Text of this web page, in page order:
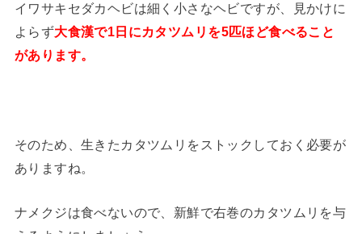
イワサキセダカヘビは細く小さなヘビですが、見かけに
よらず大食漢で1日にカタツムリを5匹ほど食べること
があります。
そのため、生きたカタツムリをストックしておく必要が
ありますね。
ナメクジは食べないので、新鮮で右巻のカタツムリを与